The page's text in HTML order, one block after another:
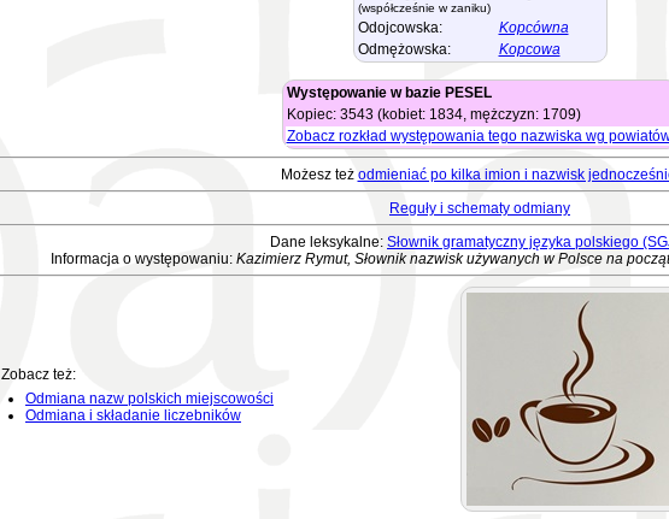
(współcześnie w zaniku)
Odojcowska:
Kopcówna
Odmężowska:
Kopcowa
Występowanie w bazie PESEL
Kopiec: 3543 (kobiet: 1834, mężczyzn: 1709)
Zobacz rozkład występowania tego nazwiska wg
Możesz też odmieniać po kilka imion i nazwisk
Reguły i schematy odmiany
Dane leksykalne: Słownik gramatyczny języka polskiego
Informacja o występowaniu: Kazimierz Rymut, Słownik nazwisk używanych w Polsce na
Zobacz też:
Odmiana nazw polskich miejscowości
Odmiana i składanie liczebników